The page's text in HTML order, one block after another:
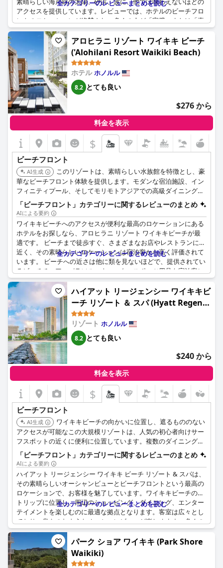
アクセスを提供しています。レビューでは、ホテルのビーチフロ
ントのロケーションが絶賛され、多くの人が「完璧」または「素
晴らしい」と評しています。宿泊客は、部屋からの息をのむよう
なオーシャンフロントの景色に感銘を受け、快適な宿泊施設から
ビーチと海のどちらも楽しめることに満足していました。何人か
の宿泊客は、特に「オーシャンビューの美しい部屋」について言
及し、絶好のロケーションの価値を強調しました。究極のハワイ
での休暇をお探しの方にとって、アストン・ワイキキ・ビーチ・
タワーは、ビーチフロントの楽園に最適な選択肢です。
全カテゴリーのレビューまとめを読む
アロヒラニ リゾート ワイキキ ビーチ
('Alohilani Resort Waikiki Beach)
ホテルホノルル
8.2 とても良い
$276 から
料金を表示
$
ビーチフロント
AI生成
このリゾートは、素晴らしい水族館を特徴とし、豪
華なビーチフロント体験を提供します。モダンな宿泊施設、イン
フィニティプール、そしてモリモトアジアでの高級ダイニング
を、ワイキキの観光スポットから徒歩圏内でお楽しみいただけま
す。
「ビーチフロント」カテゴリーに関するレビューのまとめ
AIによる要約
ワイキキビーチへのアクセスが便利な最高のロケーションにある
ホテルをお探しなら、アロヒラニ リゾート ワイキキビーチが最
適です。 ビーチまで徒歩すぐ、さまざまなお店やレストランにも
近く、その素晴らしいロケーションは宿泊客から高く評価されて
います。 ビーチへの近さは他に類を見ないほどで、提供されてい
るビーチチェア、パラソル、ウォータースポーツ用品も宿泊客に
喜ばれています。 また、ビーチやプールエリアの美しい景色につ
いても多くの宿泊客が言及しています。 ビーチチェアの状況に不
満を表明する宿泊客もいますが、全体としてホテルのロケーショ
ンとアメニティは高い評価を受けています。 ビーチへのアクセス
が容易なワイキキの中心部に滞在したいなら、アロヒラニ リゾー
ト ワイキキビーチが最適です。
全カテゴリーのレビューまとめを読む
ハイアット リージェンシー ワイキキビ
ーチ リゾート ＆ スパ (Hyatt Regency
Waikiki Beach Resort & Spa)
リゾート ホノルル
8.2 とても良い
$240 から
料金を表示
$
ビーチフロント
AI生成
ワイキキビーチの向かいに位置し、遮るもののない
アクセスが可能なこの大規模リゾートは、人気の初心者向けサー
フスポットの近くに便利に位置しています。複数のダイニングオ
プションやスパを含む、充実したアメニティを提供しています。
「ビーチフロント」カテゴリーに関するレビューのまとめ
AIによる要約
ハイアット リージェンシー ワイキキ ビーチ リゾート & スパは、
その素晴らしいオーシャンビューとビーチフロントという最高の
ロケーションで、お客様を魅了しています。ワイキキビーチのス
トリップに位置し、周辺のショッピング、ダイニング、エンター
テイメントを楽しむのに最適な拠点となります。客室は広々とし
ており、息をのむようなオーシャンビューが楽しめます。多くの
お客様が、その素晴らしいロケーションとビーチへの直接アクセ
スを絶賛しています。このホテルは究極のハワイ体験を提供し、
ビーチフロントでの休暇と豪華なアメニティを求めるお客様に最
適です。
全カテゴリーのレビューまとめを読む
パーク ショア ワイキキ (Park Shore
Waikiki)